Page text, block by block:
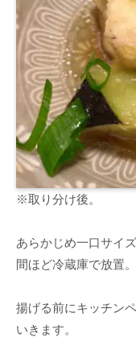
※取り分け後。
あらかじめ一口サイ
間ほど冷蔵庫で放置。
揚げる前にキッチン
いきます。